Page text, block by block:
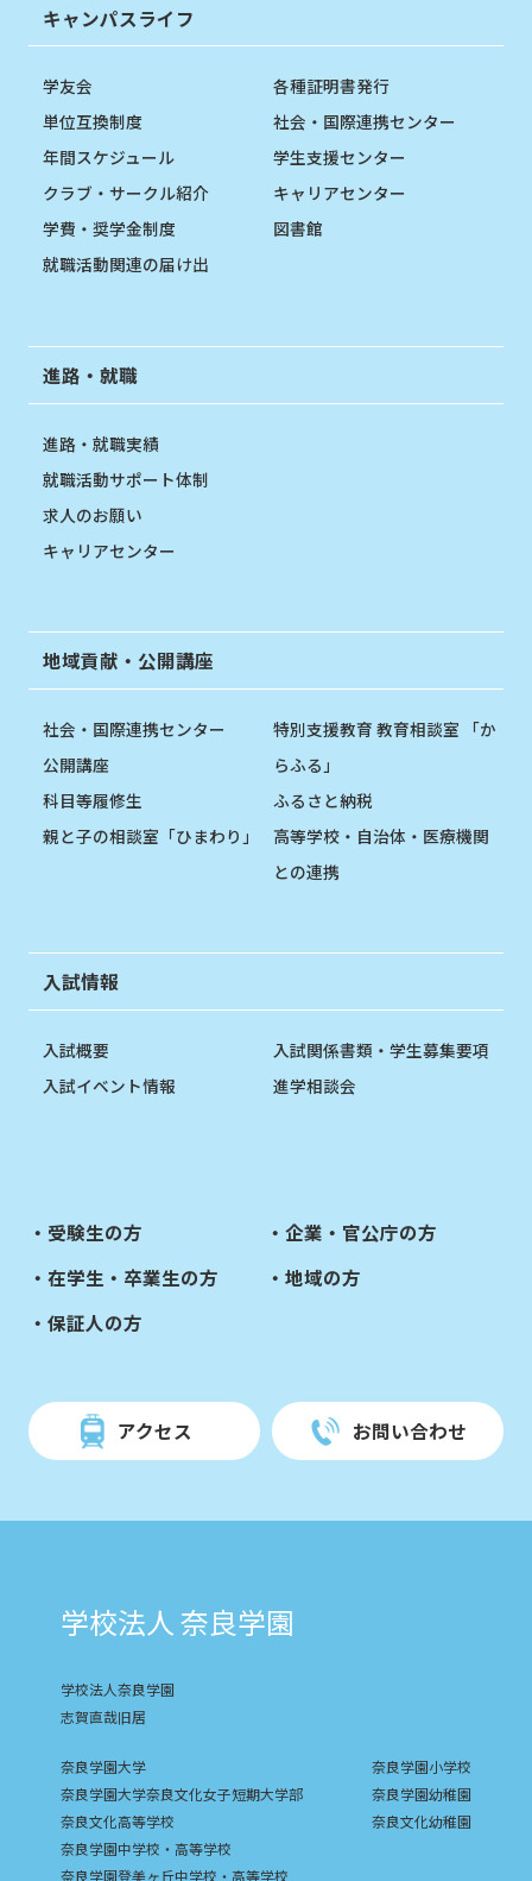
キャンパスライフ
学友会
単位互換制度
年間スケジュール
クラブ・サークル紹介
学費・奨学金制度
就職活動関連の届け出
各種証明書発行
社会・国際連携センター
学生支援センター
キャリアセンター
図書館
進路・就職
進路・就職実績
就職活動サポート体制
求人のお願い
キャリアセンター
地域貢献・公開講座
社会・国際連携センター
公開講座
科目等履修生
親と子の相談室「ひまわり」
特別支援教育 教育相談室 「か
らふる」
ふるさと納税
高等学校・自治体・医療機関
との連携
入試情報
入試概要
入試イベント情報
入試関係書類・学生募集要項
進学相談会
受験生の方
在学生・卒業生の方
保証人の方
企業・官公庁の方
地域の方
アクセス お問い合わせ
学校法人 奈良学園
学校法人奈良学園
志賀直哉旧居
奈良学園大学
奈良学園大学奈良文化女子短期大学部
奈良文化高等学校
奈良学園中学校・高等学校
奈良学園登美ヶ丘中学校・高等学校
奈良学園小学校
奈良学園幼稚園
奈良文化幼稚園